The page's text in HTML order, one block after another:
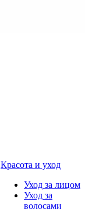
Красота и уход
Уход за лицом
Уход за
волосами